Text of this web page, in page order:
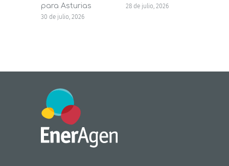
para Asturias
30 de julio, 2026
28 de julio, 2026